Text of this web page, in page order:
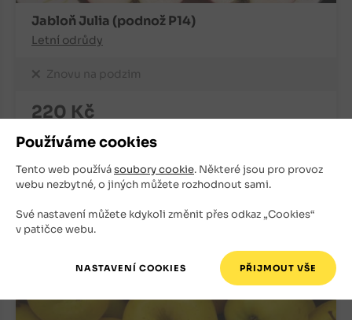
Používáme cookies
Tento web používásoubory cookie. Některé jsou pro provoz
webu nezbytné, o jiných můžete rozhodnout sami.
Své nastavení můžete kdykoli změnit přes odkaz „Cookies“
v patičce webu.
Jabloň Julia (podnož P14)
Letní odrůdy
Znovu na podzim
220 Kč
+
-
ks